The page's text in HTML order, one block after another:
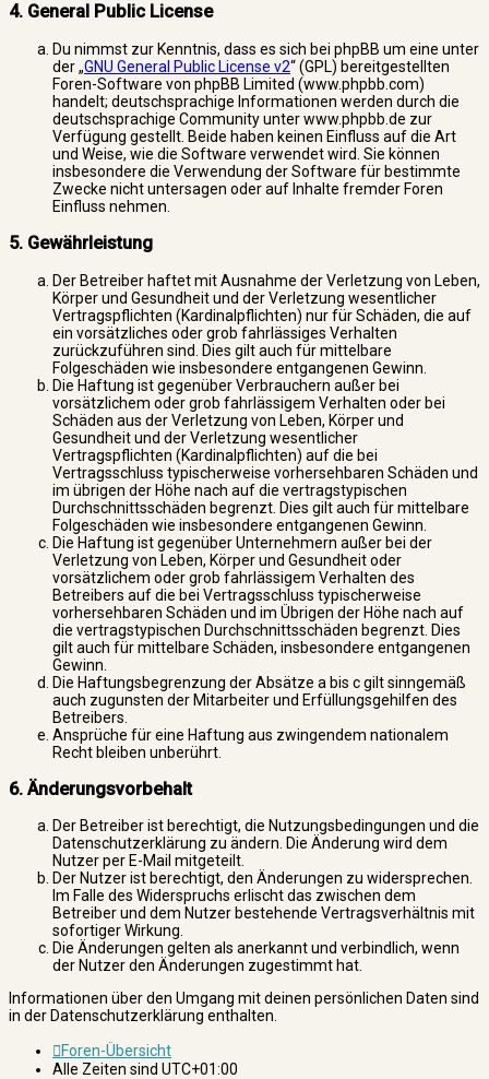
4. General Public License
Du nimmst zur Kenntnis, dass es sich bei phpBB um eine unter
der „GNU General Public License v2“ (GPL) bereitgestellten
Foren-Software von phpBB Limited (www.phpbb.com)
handelt; deutschsprachige Informationen werden durch die
deutschsprachige Community unter www.phpbb.de zur
Verfügung gestellt. Beide haben keinen Einfluss auf die Art
und Weise, wie die Software verwendet wird. Sie können
insbesondere die Verwendung der Software für bestimmte
Zwecke nicht untersagen oder auf Inhalte fremder Foren
Einfluss nehmen.
5. Gewährleistung
Der Betreiber haftet mit Ausnahme der Verletzung von Leben,
Körper und Gesundheit und der Verletzung wesentlicher
Vertragspflichten (Kardinalpflichten) nur für Schäden, die auf
ein vorsätzliches oder grob fahrlässiges Verhalten
zurückzuführen sind. Dies gilt auch für mittelbare
Folgeschäden wie insbesondere entgangenen Gewinn.
Die Haftung ist gegenüber Verbrauchern außer bei
vorsätzlichem oder grob fahrlässigem Verhalten oder bei
Schäden aus der Verletzung von Leben, Körper und
Gesundheit und der Verletzung wesentlicher
Vertragspflichten (Kardinalpflichten) auf die bei
Vertragsschluss typischerweise vorhersehbaren Schäden und
im übrigen der Höhe nach auf die vertragstypischen
Durchschnittsschäden begrenzt. Dies gilt auch für mittelbare
Folgeschäden wie insbesondere entgangenen Gewinn.
Die Haftung ist gegenüber Unternehmern außer bei der
Verletzung von Leben, Körper und Gesundheit oder
vorsätzlichem oder grob fahrlässigem Verhalten des
Betreibers auf die bei Vertragsschluss typischerweise
vorhersehbaren Schäden und im Übrigen der Höhe nach auf
die vertragstypischen Durchschnittsschäden begrenzt. Dies
gilt auch für mittelbare Schäden, insbesondere entgangenen
Gewinn.
Die Haftungsbegrenzung der Absätze a bis c gilt sinngemäß
auch zugunsten der Mitarbeiter und Erfüllungsgehilfen des
Betreibers.
Ansprüche für eine Haftung aus zwingendem nationalem
Recht bleiben unberührt.
6. Änderungsvorbehalt
Der Betreiber ist berechtigt, die Nutzungsbedingungen und die
Datenschutzerklärung zu ändern. Die Änderung wird dem
Nutzer per E-Mail mitgeteilt.
Der Nutzer ist berechtigt, den Änderungen zu widersprechen.
Im Falle des Widerspruchs erlischt das zwischen dem
Betreiber und dem Nutzer bestehende Vertragsverhältnis mit
sofortiger Wirkung.
Die Änderungen gelten als anerkannt und verbindlich, wenn
der Nutzer den Änderungen zugestimmt hat.
Informationen über den Umgang mit deinen persönlichen Daten sind
in der Datenschutzerklärung enthalten.
Foren-Übersicht
Alle Zeiten sind UTC+01:00